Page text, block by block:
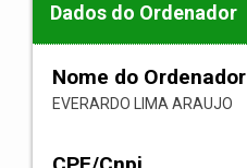
Dados do Ordenador
Nome do Ordenador
EVERARDO LIMA ARAUJO